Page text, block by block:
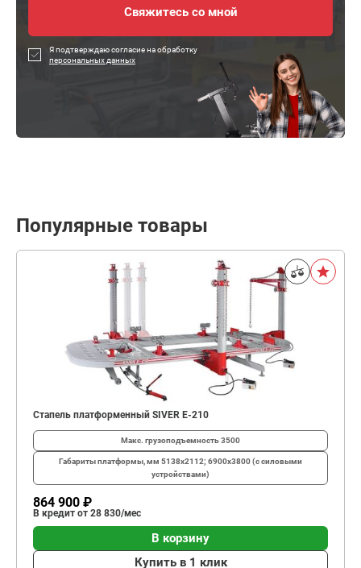
Я подтверждаю согласие на обработку
персональных данных
Популярные товары
Стапель платформенный SIVER E-210
Макс. грузоподъемность3500
Габариты платформы, мм 5138х2112; 6900х3800 (с силовыми
устройствами)
864 900 ₽
В кредит от 28 830/мес
В корзину
Купить в 1 клик